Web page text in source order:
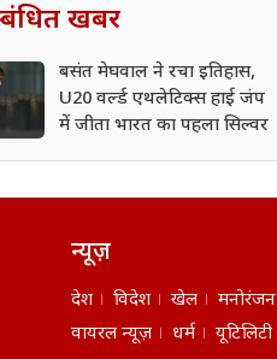
खबर
बसंत मेघवाल ने रचा इतिहास,
U20 वर्ल्ड एथलेटिक्स हाई जंप
में जीता भारत का पहला सिल्वर
न्यूज़
देश विदेश खेल मनोरंजन
वायरल न्यूज़
धर्म यूटिलिटी